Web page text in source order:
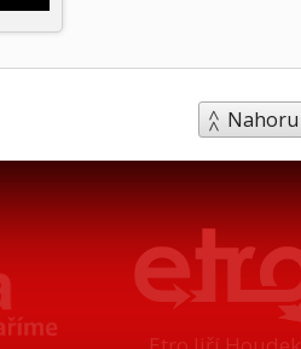
Nahoru